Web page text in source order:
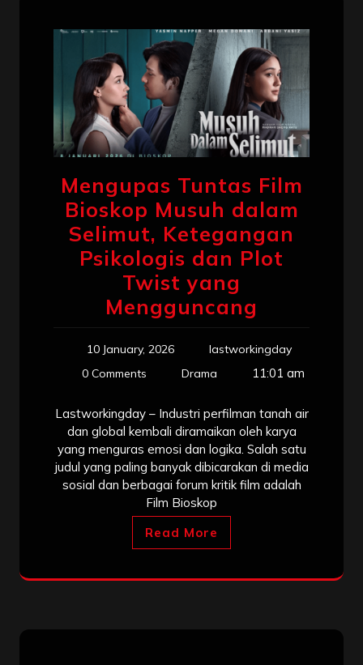
Mengupas Tuntas Film
Bioskop Musuh dalam
Selimut, Ketegangan
Psikologis dan Plot
Twist yang
Mengguncang
10 January, 2026
lastworkingday
0 Comments
Drama 11:01 am
Lastworkingday – Industri perfilman tanah air
dan global kembali diramaikan oleh karya
yang menguras emosi dan logika. Salah satu
judul yang paling banyak dibicarakan di media
sosial dan berbagai forum kritik film adalah
Film Bioskop
Read More